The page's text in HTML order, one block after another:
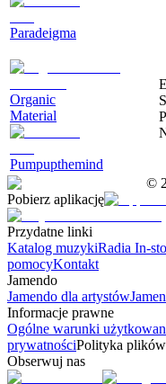
Paradeigma
Organic
Material
Pumpupthemind
©
Pobierz aplikację
Przydatne linki
Katalog muzykiRadia In-
pomocyKontakt
Jamendo
Jamendo dla artystów
Informacje prawne
Ogólne warunki
prywatnościPolityka
Obserwuj nas